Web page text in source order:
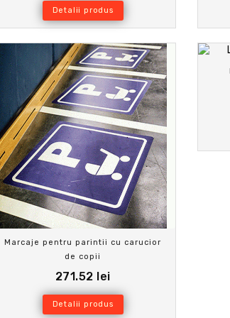
Detalii produs
Marcaje pentru parintii cu carucior
de copii
271.52 lei
Detalii produs